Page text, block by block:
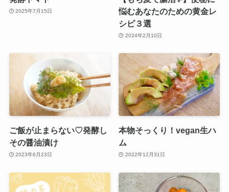
2025年7月15日
悩むあなたのための黄金レ
シピ３選
2024年2月10日
ご飯が止まらない♡発酵し
その醤油漬け
2023年6月23日
本物そっくり！vegan生ハ
ム
2022年12月31日